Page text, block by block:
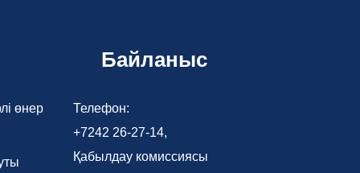
өнер
Байланыс
Телефон:
+7242 26-27-14,
Қабылдау комиссиясы